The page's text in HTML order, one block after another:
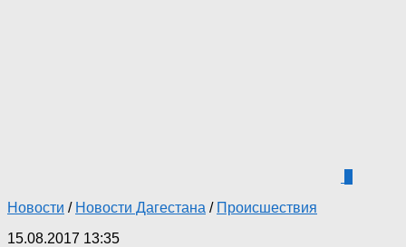
Новости / Новости Дагестана / Происшествия
15.08.2017 13:35